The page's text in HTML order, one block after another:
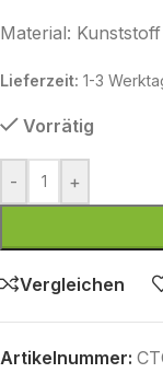
Material: Kunststoff
Lieferzeit: 1-3
Vorrätig
- +
Vergleichen
Artikelnummer: